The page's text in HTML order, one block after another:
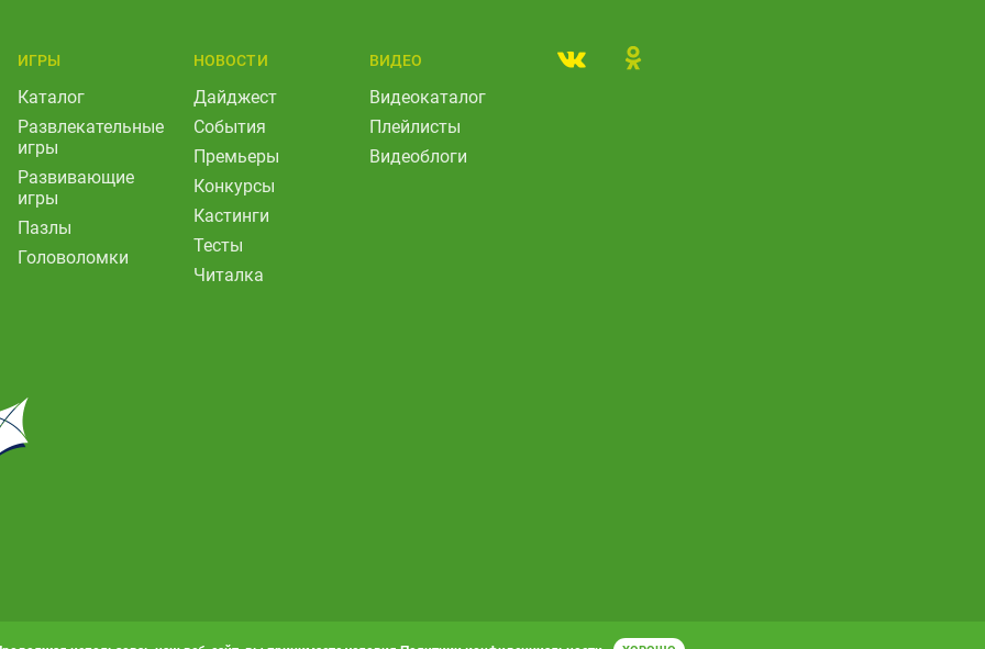
ИГРЫ
Каталог
Развлекательные
игры
Развивающие
игры
Пазлы
Головоломки
НОВОСТИ
Дайджест
События
Премьеры
Конкурсы
Кастинги
Тесты
Читалка
ВИДЕО
Видеокаталог
Плейлисты
Видеоблоги